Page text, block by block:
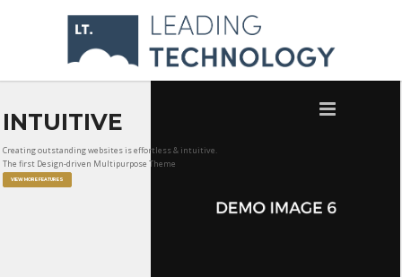
INTUITIVE
Creating outstanding websites is effortless & intuitive.
The first Design-driven Multipurpose Theme
VIEW MORE FEATURES